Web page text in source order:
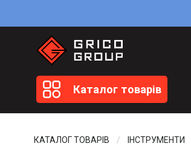
Каталог товарів
КАТАЛОГ ТОВАРІВ ІНСТРУМЕНТИ